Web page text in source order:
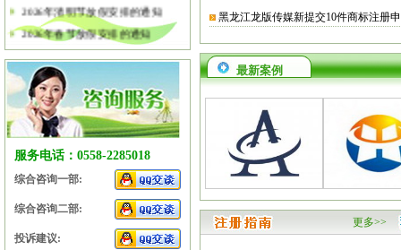
2026年清明节放假安排的通知
2026年春节放假安排的通知
2026年元旦放假安排的通知
2025年国庆节、中秋节放假安排
2025年端午节放假安排的通知
2025年劳动节放假安排的通知
2025年清明节放假安排的通知
2025年春节放假安排的通知
服务电话：0558-2285018
综合咨询一部:
综合咨询二部:
投诉建议:
黑龙江龙版传媒新提交10件商标注册
最新案例
更多>>